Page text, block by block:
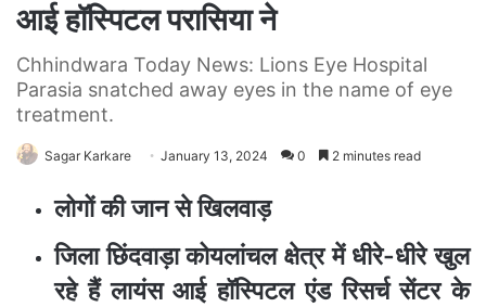
आई हॉस्पिटल परासिया ने
Chhindwara Today News: Lions Eye Hospital
Parasia snatched away eyes in the name of eye
treatment.
Sagar Karkare January 13, 2024 0 2 minutes read
लोगों की जान से खिलवाड़
जिला छिंदवाड़ा कोयलांचल क्षेत्र में धीरे-धीरे खुल
रहे हैं लायंस आई हॉस्पिटल एंड रिसर्च सेंटर के